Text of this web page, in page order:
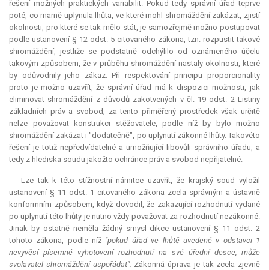
řešení možných praktických variabilit. Pokud tedy správní úřad teprve
poté, co marně uplynula lhůta, ve které mohl shromáždění zakázat, zjistí
okolnosti, pro které se tak mělo stát, je samozřejmě možno postupovat
podle ustanovení § 12 odst. 5 citovaného zákona, tzn. rozpustit takové
shromáždění, jestliže se podstatně odchýlilo od oznámeného účelu
takovým způsobem, že v průběhu shromáždění nastaly okolnosti, které
by odůvodnily jeho zákaz. Při respektování principu proporcionality
proto je možno uzavřít, že správní úřad má k dispozici možnosti, jak
eliminovat shromáždění z důvodů zakotvených v čl. 19 odst. 2 Listiny
základních práv a svobod; za tento přiměřený prostředek však určitě
nelze považovat konstrukci stěžovatele, podle níž by bylo možno
shromáždění zakázat i "dodatečně", po uplynutí zákonné lhůty. Takovéto
řešení je totiž nepředvídatelné a umožňující libovůli správního úřadu, a
tedy z hlediska soudu jakožto ochránce práv a svobod nepřijatelné.
Lze tak k této stížnostní námitce uzavřít, že krajský soud vyložil
ustanovení § 11 odst. 1 citovaného zákona zcela správným a ústavně
konformním způsobem, když dovodil, že zakazující rozhodnutí vydané
po uplynutí této lhůty je nutno vždy považovat za rozhodnutí nezákonné.
Jinak by ostatně neměla žádný smysl dikce ustanovení § 11 odst. 2
tohoto zákona, podle níž "pokud úřad ve lhůtě uvedené v odstavci 1
nevyvěsí písemné vyhotovení rozhodnutí na své úřední desce, může
svolavatel shromáždění uspořádat". Zákonná úprava je tak zcela zjevně